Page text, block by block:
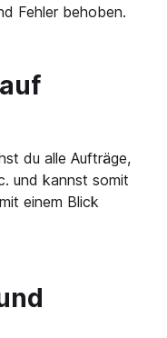
Fehler behoben.
du alle Aufträge,
und kannst somit
einem Blick